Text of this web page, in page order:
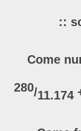
::
Come
280/11.174